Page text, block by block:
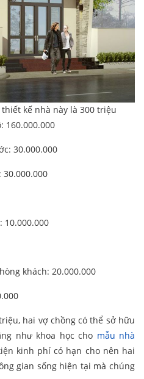
kế nhà này là 300 triệu
160.000.000
30.000.000
10.000.000
khách: 20.000.000
hai vợ chồng có thể sở hữu
như khoa học cho mẫu nhà
kinh phí có hạn cho nên hai
gian sống hiện tại mà chúng